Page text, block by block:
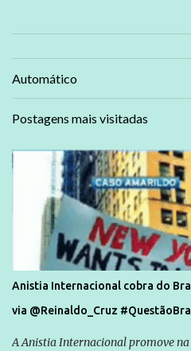
Automático
Postagens mais visitadas
Anistia Internacional cobra do
via @Reinaldo_Cruz
A Anistia Internacional promove